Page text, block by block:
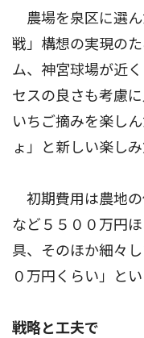
農場を泉区に選ん
戦」構想の実現の
ム、神宮球場が近
セスの良さも考慮
いちご摘みを楽し
ょ」と新しい楽し
初期費用は農地の
など５５００万円
具、そのほか細々
０万円くらい」とい
戦略と工夫で